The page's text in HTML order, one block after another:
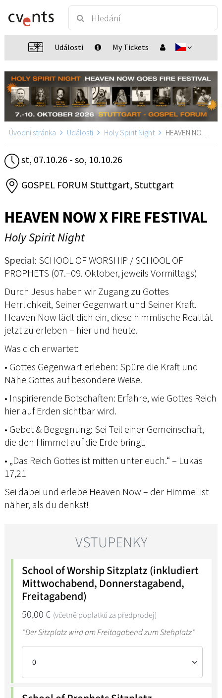
Události My Tickets
Úvodní stránka Události Holy Spirit Night HEAVEN NOW X FIRE FESTIVAL, Stuttgart
st, 07.10.26 - so, 10.10.26
GOSPEL FORUM Stuttgart, Stuttgart
HEAVEN NOW X FIRE FESTIVAL
Holy Spirit Night
Special: SCHOOL OF WORSHIP / SCHOOL OF
PROPHETS (07.–09. Oktober, jeweils Vormittags)
Durch Jesus haben wir Zugang zu Gottes
Herrlichkeit, Seiner Gegenwart und Seiner Kraft.
Heaven Now lädt dich ein, diese himmlische Realität
jetzt zu erleben – hier und heute.
Was dich erwartet:
• Gottes Gegenwart erleben: Spüre die Kraft und
Nähe Gottes auf besondere Weise.
• Inspirierende Botschaften: Erfahre, wie Gottes Reich
hier auf Erden sichtbar wird.
• Gebet & Begegnung: Sei Teil einer Gemeinschaft,
die den Himmel auf die Erde bringt.
• „Das Reich Gottes ist mitten unter euch.“ – Lukas
17,21
Sei dabei und erlebe Heaven Now – der Himmel ist
näher, als du denkst!